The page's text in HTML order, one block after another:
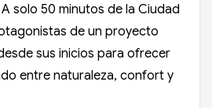
A solo 50 minutos de la Ciudad
de un proyecto
sus inicios para ofrecer
entre naturaleza, confort y